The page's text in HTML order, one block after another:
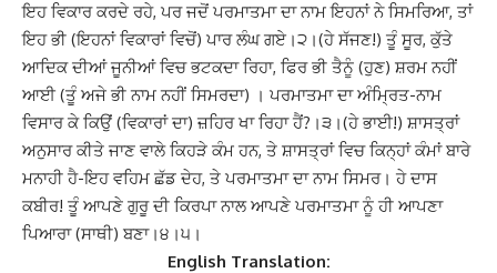
ਇਹ ਵਿਕਾਰ ਕਰਦੇ ਰਹੇ, ਪਰ ਜਦੋਂ ਪਰਮਾਤਮਾ ਦਾ ਨਾਮ ਇਹਨਾਂ ਨੇ ਸਿਮਰਿਆ, ਤਾਂ
ਇਹ ਭੀ (ਇਹਨਾਂ ਵਿਕਾਰਾਂ ਵਿਚੋਂ) ਪਾਰ ਲੰਘ ਗਏ।੨।(ਹੇ ਸੱਜਣ!) ਤੂੰ ਸੂਰ, ਕੁੱਤੇ
ਆਦਿਕ ਦੀਆਂ ਜੂਨੀਆਂ ਵਿਚ ਭਟਕਦਾ ਰਿਹਾ, ਫਿਰ ਭੀ ਤੈਨੂੰ (ਹੁਣ) ਸ਼ਰਮ ਨਹੀਂ
ਆਈ (ਤੂੰ ਅਜੇ ਭੀ ਨਾਮ ਨਹੀਂ ਸਿਮਰਦਾ) । ਪਰਮਾਤਮਾ ਦਾ ਅੰਮ੍ਰਿਤ-ਨਾਮ
ਵਿਸਾਰ ਕੇ ਕਿਉਂ (ਵਿਕਾਰਾਂ ਦਾ) ਜ਼ਹਿਰ ਖਾ ਰਿਹਾ ਹੈਂ? ।੩।(ਹੇ ਭਾਈ!) ਸ਼ਾਸਤ੍ਰਾਂ
ਅਨੁਸਾਰ ਕੀਤੇ ਜਾਣ ਵਾਲੇ ਕਿਹੜੇ ਕੰਮ ਹਨ, ਤੇ ਸ਼ਾਸਤ੍ਰਾਂ ਵਿਚ ਕਿਨ੍ਹਾਂ ਕੰਮਾਂ ਬਾਰੇ
ਮਨਾਹੀ ਹੈ-ਇਹ ਵਹਿਮ ਛੱਡ ਦੇਹ, ਤੇ ਪਰਮਾਤਮਾ ਦਾ ਨਾਮ ਸਿਮਰ। ਹੇ ਦਾਸ
ਕਬੀਰ! ਤੂੰ ਆਪਣੇ ਗੁਰੂ ਦੀ ਕਿਰਪਾ ਨਾਲ ਆਪਣੇ ਪਰਮਾਤਮਾ ਨੂੰ ਹੀ ਆਪਣਾ
ਪਿਆਰਾ (ਸਾਥੀ) ਬਣਾ।੪।੫।
English Translation: